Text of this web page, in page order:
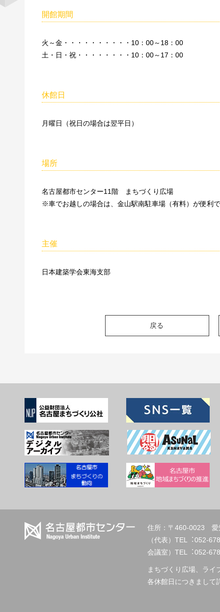
開館期間
火～金・・・・・・・・・・10：00～18：00
土・日・祝・・・・・・・・10：00～17：00
休館日
月曜日（祝日の場合は翌平日）
場所
名古屋都市センター11階 まちづくり広場
※車でお越しの場合は、金山駅南駐車場（有料）が便利
主催
日本建築学会東海支部
戻る
住所：〒460-0023 愛
（代表）
会議室）TEL︓052-
まちづくり広場、ライ
各休館日につきまして